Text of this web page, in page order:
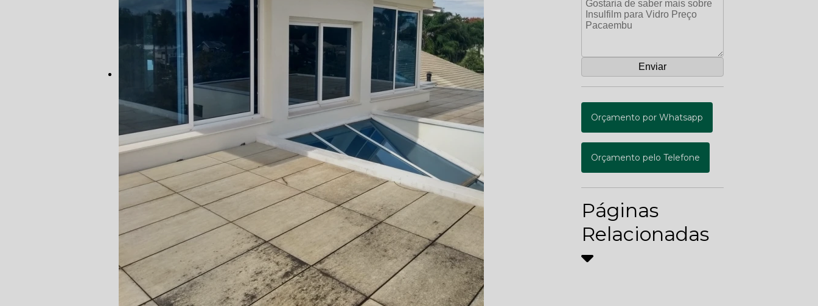
Orçamento por Whatsapp
Orçamento pelo Telefone
Páginas
Relacionadas